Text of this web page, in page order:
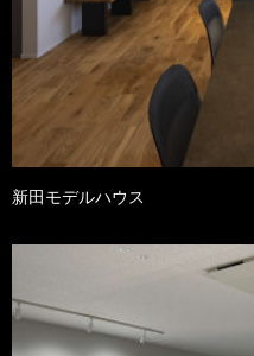
新田モデルハウス